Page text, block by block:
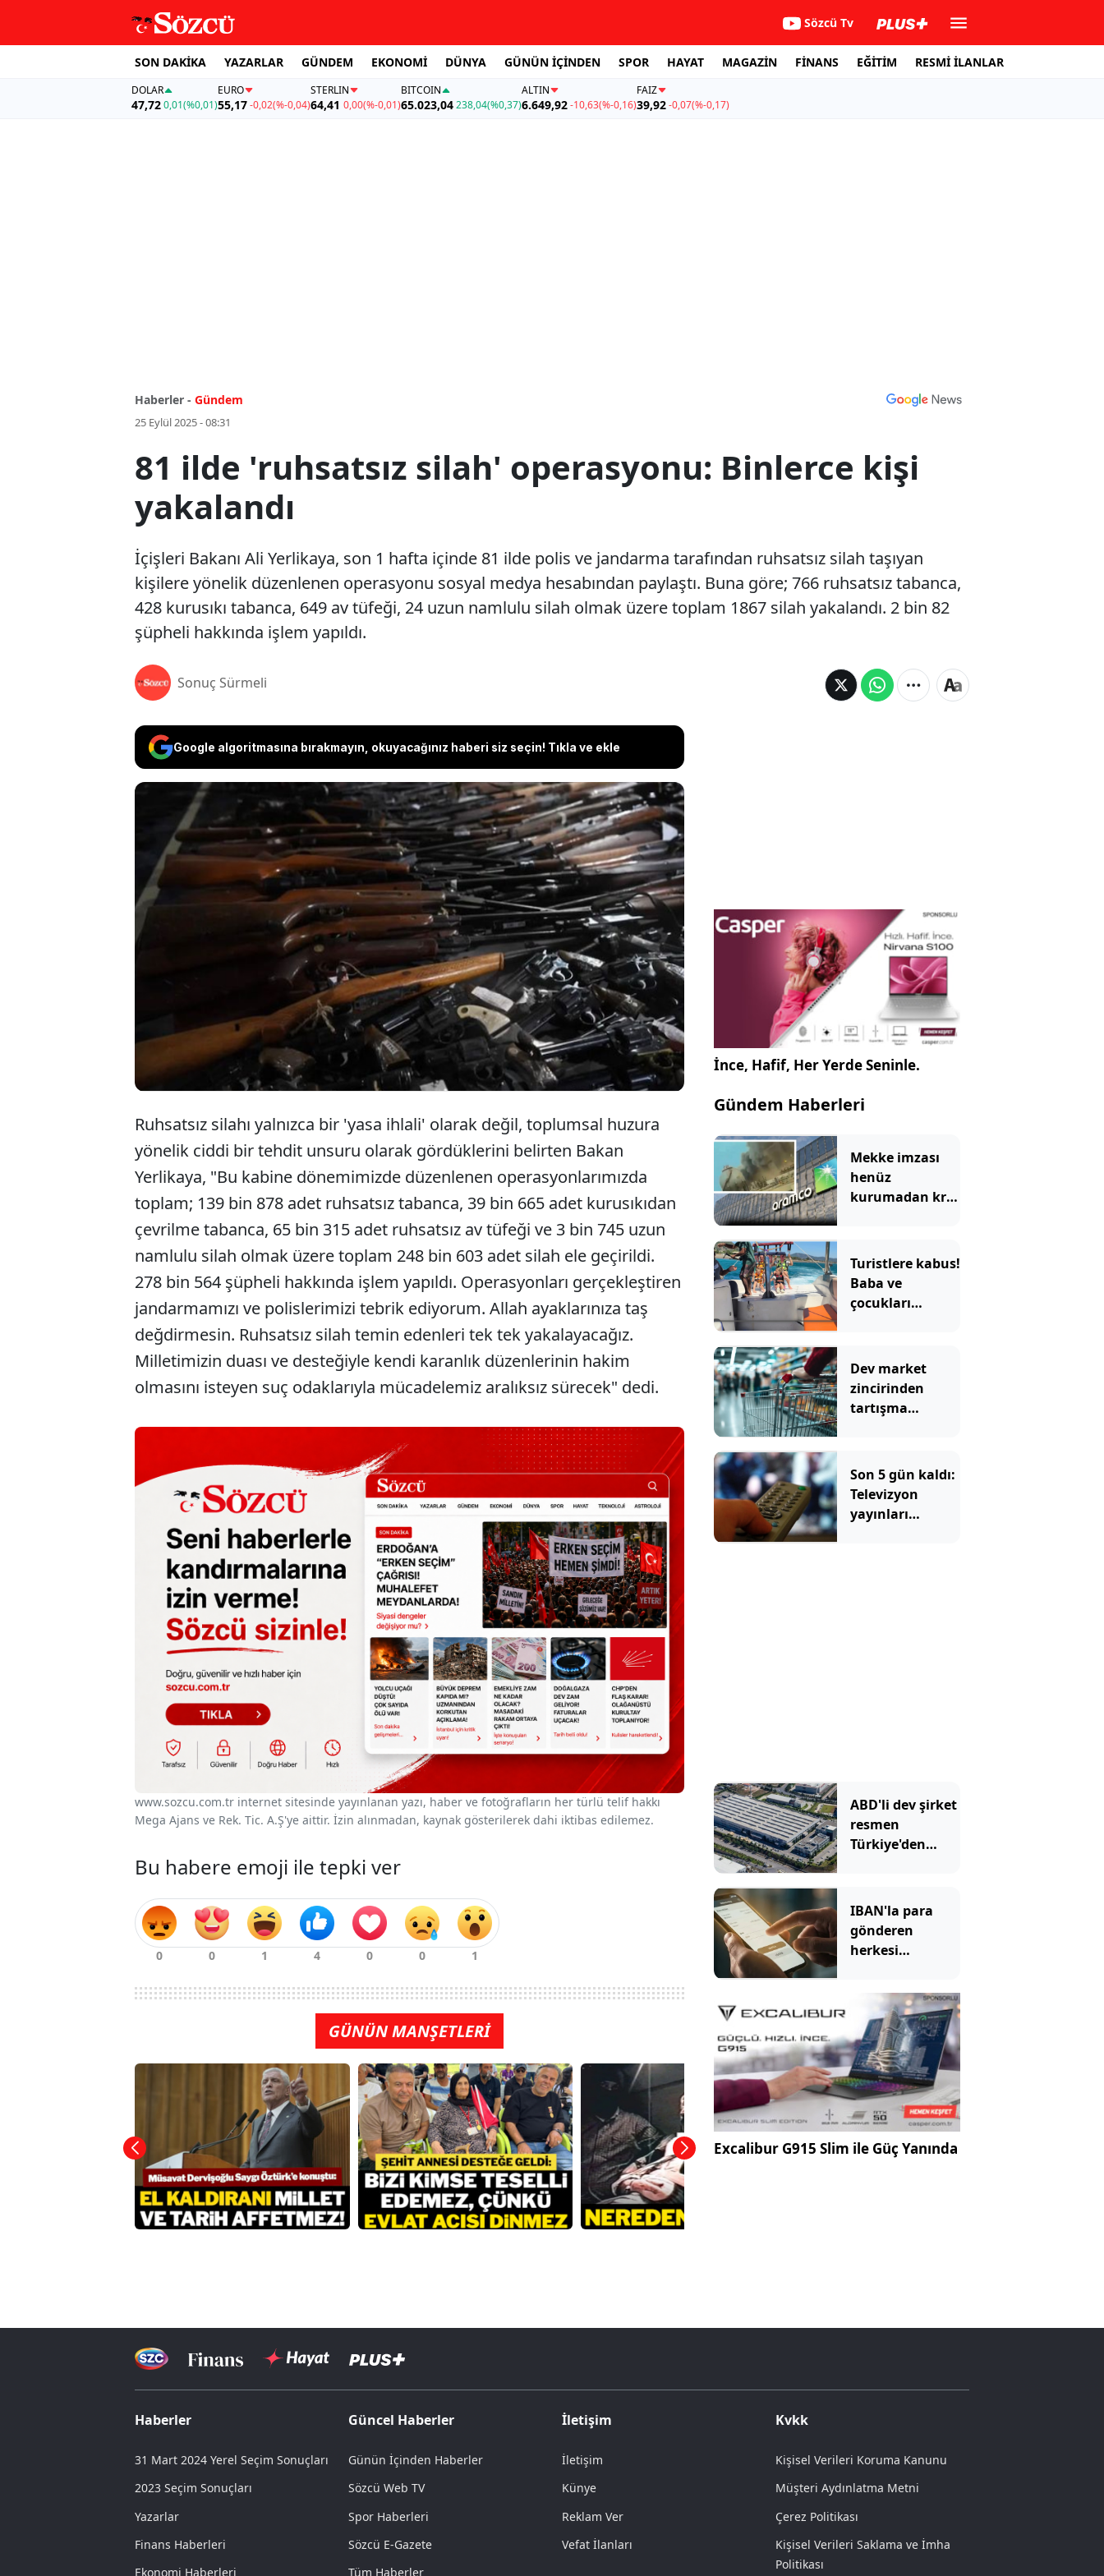
Sözcü Tv
SON DAKİKA YAZARLAR GÜNDEM EKONOMİ DÜNYA GÜNÜN İÇİNDEN SPOR HAYAT MAGAZİN FİNANS EĞİTİM RESMİ İLANLAR
DOLAR
47,720,01(%0,01)
EURO
55,17 -0,02(%-0,04)
STERLIN
64,41 0,00(%-0,01)
BITCOIN
65.023,04238,04(%0,37)
ALTIN
6.649,92-10,63(%-0,16)
FAİZ
39,92-0,07(%-0,17)
Haberler - Gündem
25 Eylül 2025 - 08:31
81 ilde 'ruhsatsız silah' operasyonu: Binlerce kişi
yakalandı
İçişleri Bakanı Ali Yerlikaya, son 1 hafta içinde 81 ilde polis ve jandarma tarafından ruhsatsız silah taşıyan
kişilere yönelik düzenlenen operasyonu sosyal medya hesabından paylaştı. Buna göre; 766 ruhsatsız tabanca,
428 kurusıkı tabanca, 649 av tüfeği, 24 uzun namlulu silah olmak üzere toplam 1867 silah yakalandı. 2 bin 82
şüpheli hakkında işlem yapıldı.
Sonuç Sürmeli
Google algoritmasına bırakmayın, okuyacağınız haberi siz seçin! Tıkla ve ekle
İçişleri Bakanı Ali Yerlikaya, son 1 hafta içinde 81 ilde polis ve jandarma
tarafından ruhsatsız silah taşıyan kişilere yönelik düzenlenen
operasyonu sosyal medya hesabından paylaştı. Buna göre; 766
ruhsatsız tabanca, 428 kurusıkı tabanca, 649 av tüfeği, 24 uzun
namlulu silah olmak üzere toplam 1867 silah yakalandı. 2 bin 82
şüpheli hakkında işlem yapıldı.
Ruhsatsız silahı yalnızca bir 'yasa ihlali' olarak değil, toplumsal huzura
yönelik ciddi bir tehdit unsuru olarak gördüklerini belirten Bakan
Yerlikaya, "Bu kabine dönemimizde düzenlenen operasyonlarımızda
toplam; 139 bin 878 adet ruhsatsız tabanca, 39 bin 665 adet kurusıkıdan
çevrilme tabanca, 65 bin 315 adet ruhsatsız av tüfeği ve 3 bin 745 uzun
namlulu silah olmak üzere toplam 248 bin 603 adet silah ele geçirildi.
278 bin 564 şüpheli hakkında işlem yapıldı. Operasyonları gerçekleştiren
jandarmamızı ve polislerimizi tebrik ediyorum. Allah ayaklarınıza taş
değdirmesin. Ruhsatsız silah temin edenleri tek tek yakalayacağız.
Milletimizin duası ve desteğiyle kendi karanlık düzenlerinin hakim
olmasını isteyen suç odaklarıyla mücadelemiz aralıksız sürecek" dedi.
www.sozcu.com.tr internet sitesinde yayınlanan yazı, haber ve fotoğrafların her türlü telif hakkı
Mega Ajans ve Rek. Tic. A.Ş'ye aittir. İzin alınmadan, kaynak gösterilerek dahi iktibas edilemez.
Bu habere emoji ile tepki ver
GÜNÜN MANŞETLERİ
İnce, Hafif, Her Yerde Seninle.
Gündem Haberleri
Mekke imzası
henüz
kurumadan kriz
Turistlere kabus!
Baba ve
çocukları
Dev market
zincirinden
tartışma
ikiye bölündü
Son 5 gün kaldı:
Televizyon
yayınları
ABD'li dev şirket
resmen
Türkiye'den
IBAN'la para
gönderen
herkesi
hatayı yapan
yandı, paranız
anında uçuyor
Excalibur G915 Slim ile Güç Yanında
Haberler
31 Mart 2024 Yerel Seçim Sonuçları
2023 Seçim Sonuçları
Yazarlar
Finans Haberleri
Ekonomi Haberleri
Güncel Haberler
Günün İçinden Haberler
Sözcü Web TV
Spor Haberleri
Sözcü E-Gazete
Tüm Haberler
İletişim
İletişim
Künye
Reklam Ver
Vefat İlanları
Kvkk
Kişisel Verileri Koruma Kanunu
Müşteri Aydınlatma Metni
Çerez Politikası
Kişisel Verileri Saklama ve İmha
Politikası